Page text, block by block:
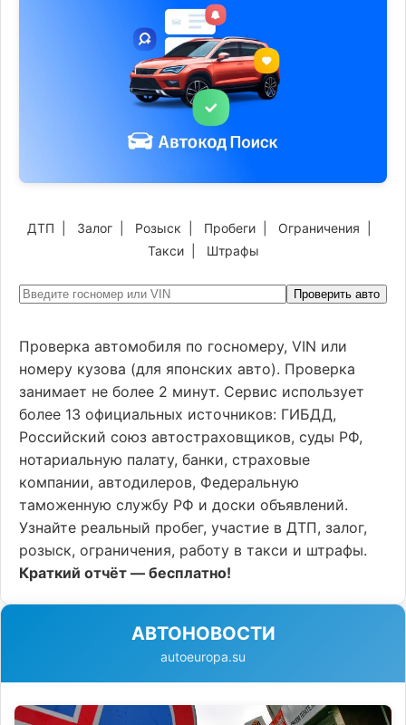
ДТП Залог Розыск Пробеги Ограничения
Такси| Штрафы
Проверить авто
Проверка автомобиля по госномеру, VIN или
номеру кузова (для японских авто). Проверка
занимает не более 2 минут. Сервис использует
более 13 официальных источников: ГИБДД,
Российский союз автостраховщиков, суды РФ,
нотариальную палату, банки, страховые
компании, автодилеров, Федеральную
таможенную службу РФ и доски объявлений.
Узнайте реальный пробег, участие в ДТП, залог,
розыск, ограничения, работу в такси и штрафы.
Краткий отчёт — бесплатно!
АВТОНОВОСТИ
autoeuropa.su